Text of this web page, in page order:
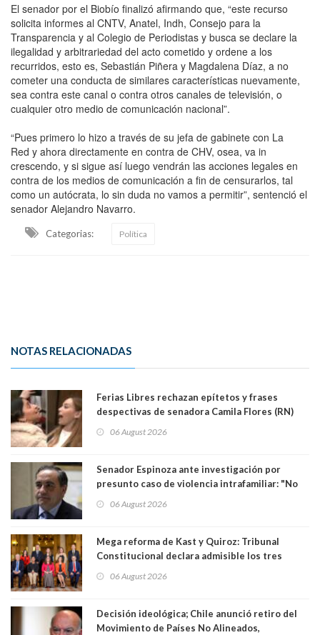
El senador por el Biobío finalizó afirmando que, “este recurso
solicita informes al CNTV, Anatel, Indh, Consejo para la
Transparencia y al Colegio de Periodistas y busca se declare la
ilegalidad y arbitrariedad del acto cometido y ordene a los
recurridos, esto es, Sebastián Piñera y Magdalena Díaz, a no
cometer una conducta de similares características nuevamente,
sea contra este canal o contra otros canales de televisión, o
cualquier otro medio de comunicación nacional”.
“Pues primero lo hizo a través de su jefa de gabinete con La
Red y ahora directamente en contra de CHV, osea, va in
crescendo, y si sigue así luego vendrán las acciones legales en
contra de los medios de comunicación a fin de censurarlos, tal
como un autócrata, lo sin duda no vamos a permitir”, sentenció el
senador Alejandro Navarro.
Categorias: Política
NOTAS RELACIONADAS
Ferias Libres rechazan epítetos y frases
despectivas de senadora Camila Flores (RN)
06 August 2026
Senador Espinoza ante investigación por
presunto caso de violencia intrafamiliar: "No
antecedentes a Tribunal Supremo
06 August 2026
Mega reforma de Kast y Quiroz: Tribunal
Constitucional declara admisible los tres
06 August 2026
Decisión ideológica; Chile anunció retiro del
Movimiento de Países No Alineados,